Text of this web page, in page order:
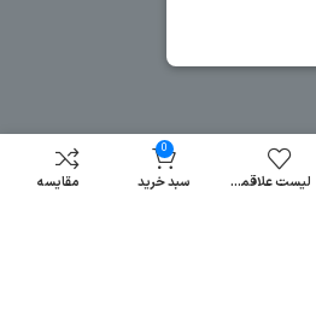
لیست علاقمندی
0
سبد خرید مقایسه